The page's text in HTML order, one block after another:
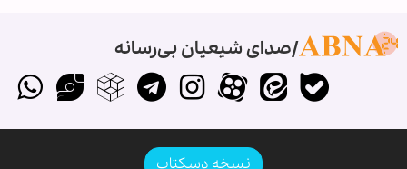
صدای شیعیان بی‌رسانه
نسخه دسکتاپ